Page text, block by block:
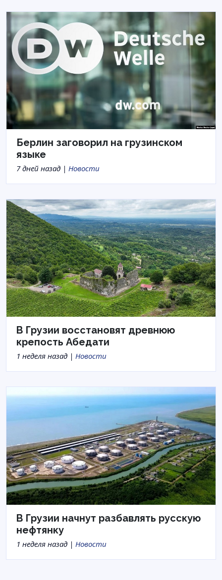
Берлин заговорил на грузинском
языке
7 дней назад | Новости
В Грузии восстановят древнюю
крепость Абедати
1 неделя назад | Новости
В Грузии начнут разбавлять русскую
нефтянку
1 неделя назад | Новости